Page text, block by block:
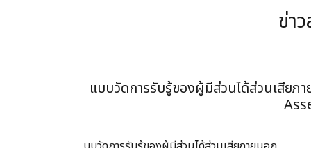
ข่า
แบบวัดการรับรู้ของผู้มีส่วนได้ส่วนเสี